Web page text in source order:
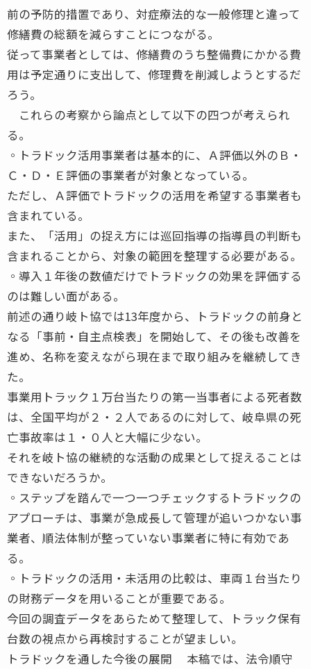
前の予防的措置であり、対症療法的な一般修理と違って
修繕費の総額を減らすことにつながる。
従って事業者としては、修繕費のうち整備費にかかる費
用は予定通りに支出して、修理費を削減しようとするだ
ろう。
これらの考察から論点として以下の四つが考えられ
る。
◦トラドック活用事業者は基本的に、Ａ評価以外のＢ・
Ｃ・Ｄ・Ｅ評価の事業者が対象となっている。
ただし、Ａ評価でトラドックの活用を希望する事業者も
含まれている。
また、「活用」の捉え方には巡回指導の指導員の判断も
含まれることから、対象の範囲を整理する必要がある。
◦導入１年後の数値だけでトラドックの効果を評価する
のは難しい面がある。
前述の通り岐ト協では13年度から、トラドックの前身と
なる「事前・自主点検表」を開始して、その後も改善を
進め、名称を変えながら現在まで取り組みを継続してき
た。
事業用トラック１万台当たりの第一当事者による死者数
は、全国平均が２・２人であるのに対して、岐阜県の死
亡事故率は１・０人と大幅に少ない。
それを岐ト協の継続的な活動の成果として捉えることは
できないだろうか。
◦ステップを踏んで一つ一つチェックするトラドックの
アプローチは、事業が急成長して管理が追いつかない事
業者、順法体制が整っていない事業者に特に有効であ
る。
◦トラドックの活用・未活用の比較は、車両１台当たり
の財務データを用いることが重要である。
今回の調査データをあらためて整理して、トラック保有
台数の視点から再検討することが望ましい。
トラドックを通した今後の展開 本稿では、法令順守